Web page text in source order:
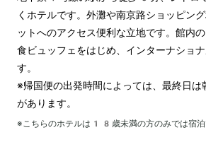
くホテルです。外灘や南京路ショッピン
ットへのアクセス便利な立地です。館内
食ビュッフェをはじめ、インターナショ
す。
※帰国便の出発時間によっては、最終日は
があります。
※こちらのホテルは 18 歳未満の方のみでは宿泊